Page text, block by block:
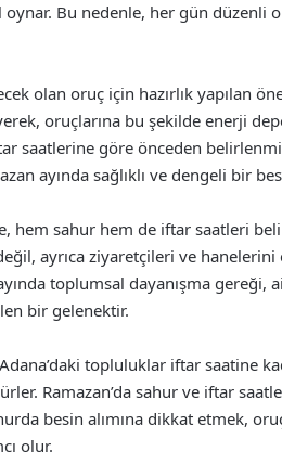
Bu nedenle, her gün düzenli
olan oruç için hazırlık yapılan
oruçlarına bu şekilde enerji
saatlerine göre önceden
ayında sağlıklı ve dengeli bir
hem sahur hem de iftar saatleri
ayrıca ziyaretçileri ve
toplumsal dayanışma
bir gelenektir.
topluluklar iftar saatine
Ramazan’da sahur ve iftar
besin alımına dikkat etmek,
olur.